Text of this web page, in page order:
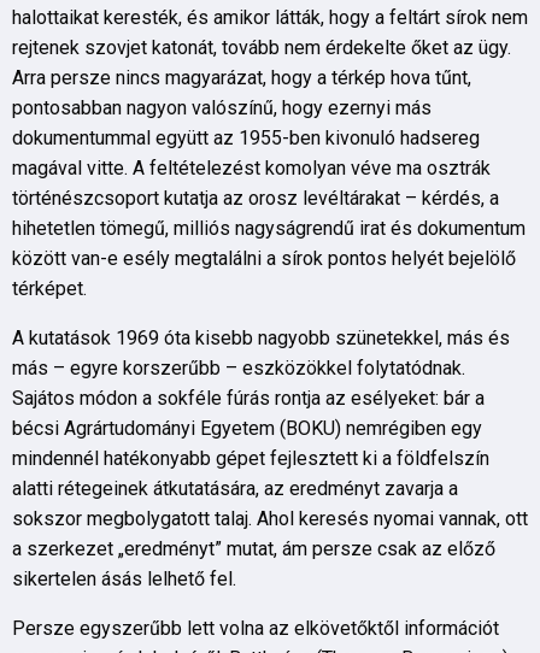
halottaikat keresték, és amikor látták, hogy a feltárt sírok nem
rejtenek szovjet katonát, tovább nem érdekelte őket az ügy.
Arra persze nincs magyarázat, hogy a térkép hova tűnt,
pontosabban nagyon valószínű, hogy ezernyi más
dokumentummal együtt az 1955-ben kivonuló hadsereg
magával vitte. A feltételezést komolyan véve ma osztrák
történészcsoport kutatja az orosz levéltárakat – kérdés, a
hihetetlen tömegű, milliós nagyságrendű irat és dokumentum
között van-e esély megtalálni a sírok pontos helyét bejelölő
térképet.
A kutatások 1969 óta kisebb nagyobb szünetekkel, más és
más – egyre korszerűbb – eszközökkel folytatódnak.
Sajátos módon a sokféle fúrás rontja az esélyeket: bár a
bécsi Agrártudományi Egyetem (BOKU) nemrégiben egy
mindennél hatékonyabb gépet fejlesztett ki a földfelszín
alatti rétegeinek átkutatására, az eredményt zavarja a
sokszor megbolygatott talaj. Ahol keresés nyomai vannak, ott
a szerkezet „eredményt” mutat, ám persze csak az előző
sikertelen ásás lelhető fel.
Persze egyszerűbb lett volna az elkövetőktől információt